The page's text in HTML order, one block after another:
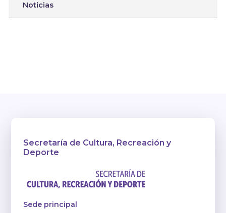
Noticias
Secretaría de Cultura, Recreación y
Deporte
Sede principal